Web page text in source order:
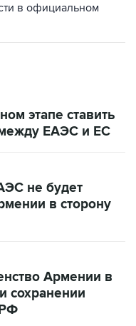
в официальном
этапе ставить
ЕАЭС и ЕС
не будет
в сторону
Армении в
сохранении